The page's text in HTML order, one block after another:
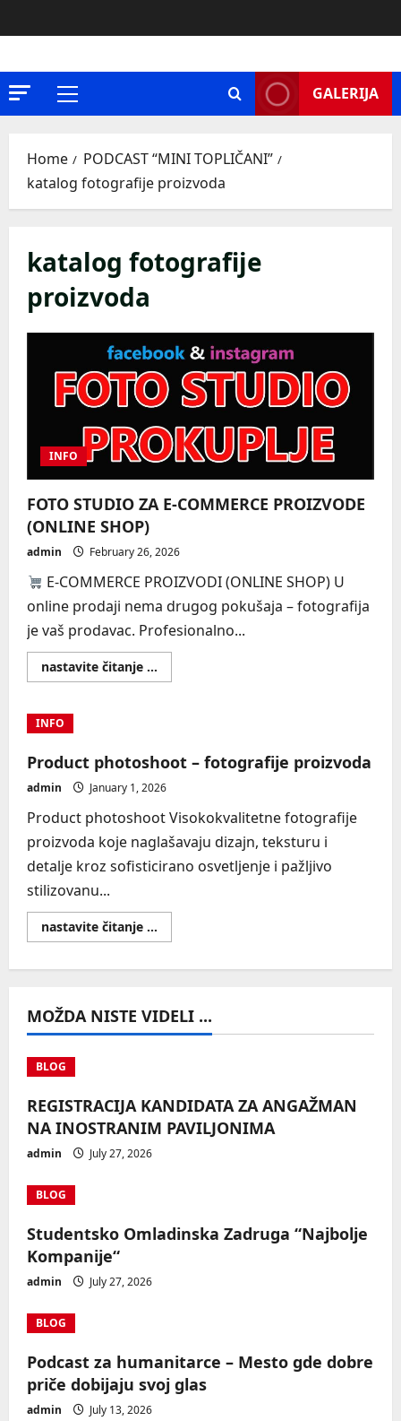
to
Primary
GALERIJA
Home
PODCAST “MINI TOPLIČANI”
katalog fotografije proizvoda
katalog fotografije
proizvoda
INFO
FOTO STUDIO ZA E-COMMERCE PROIZVODE
(ONLINE SHOP)
admin February 26, 2026
E-COMMERCE PROIZVODI (ONLINE SHOP) U
online prodaji nema drugog pokušaja – fotografija
je vaš prodavac. Profesionalno...
nastavite čitanje ...
more
COMMERCE
PROIZVODE
SHOP)
INFO
Product photoshoot – fotografije proizvoda
admin January 1, 2026
Product photoshoot Visokokvalitetne fotografije
proizvoda koje naglašavaju dizajn, teksturu i
detalje kroz sofisticirano osvetljenje i pažljivo
stilizovanu...
nastavite čitanje ...
more
proizvoda
MOŽDA NISTE VIDELI ...
BLOG
REGISTRACIJA KANDIDATA ZA ANGAŽMAN
NA INOSTRANIM PAVILJONIMA
admin July 27, 2026
BLOG
Studentsko Omladinska Zadruga “Najbolje
Kompanije“
admin July 27, 2026
BLOG
Podcast za humanitarce – Mesto gde dobre
priče dobijaju svoj glas
admin July 13, 2026